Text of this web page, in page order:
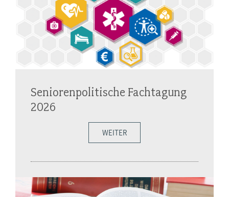
Seniorenpolitische Fachtagung
2026
WEITER